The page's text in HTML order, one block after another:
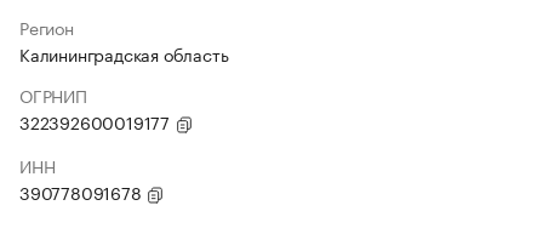
Регион
Калининградская область
ОГРНИП
322392600019177
ИНН
390778091678